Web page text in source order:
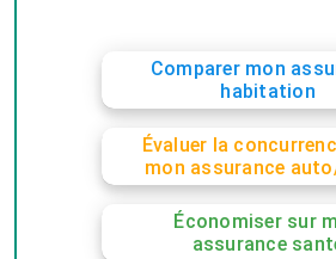
Comparer mon
habitation
Évaluer la
mon assurance
Économiser sur
assurance